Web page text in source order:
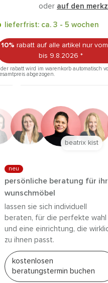
oder auf den
lieferfrist: ca. 3 - 5 wochen
10% rabatt auf alle artikel nur
bis 9.8.2026 *
rabatt wird im warenkorb automatisch
abgezogen.
neu
persönliche beratung für
wunschmöbel
lassen sie sich individuell
beraten, für die perfekte wahl
und eine einrichtung, die
zu ihnen passt.
kostenlosen
beratungstermin buchen
anna trautz